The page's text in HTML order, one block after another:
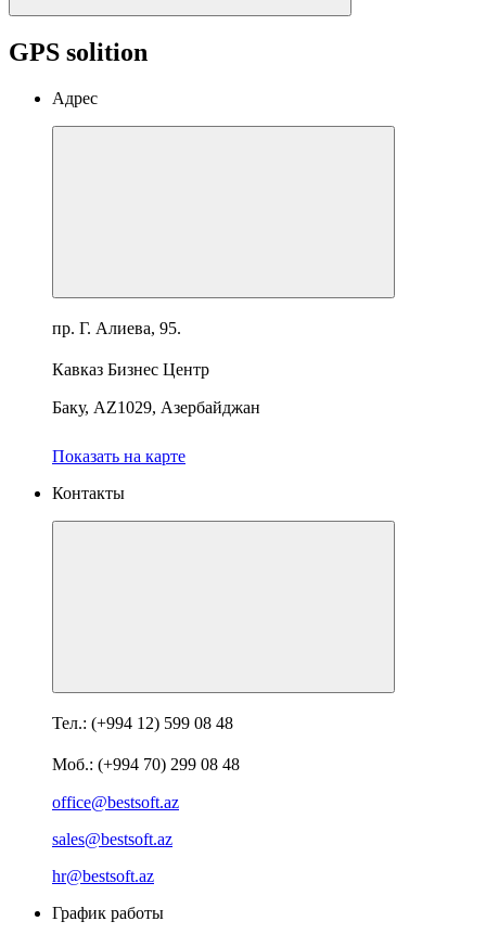
GPS solition
Адрес
пр. Г. Алиева, 95.
Кавказ Бизнес Центр
Баку, AZ1029, Азербайджан
Показать на карте
Контакты
Тел.: (+994 12) 599 08 48
Моб.: (+994 70) 299 08 48
office@bestsoft.az
sales@bestsoft.az
hr@bestsoft.az
График работы